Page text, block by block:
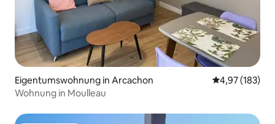
Eigentumswohnung in Arcachon
4,97 (183)
Wohnung in Moulleau